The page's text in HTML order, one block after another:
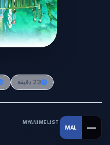
wo Shinai
23 دقيقة
MAL —
MYANIMELIST